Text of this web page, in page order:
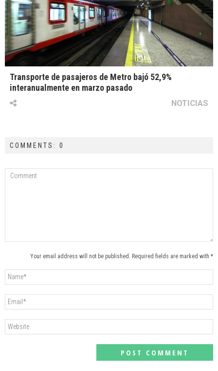
Transporte de pasajeros de Metro bajó 52,9%
interanualmente en marzo pasado
NOTICIAS
COMMENTS: 0
Your email address will not be published. Required fields are marked with *